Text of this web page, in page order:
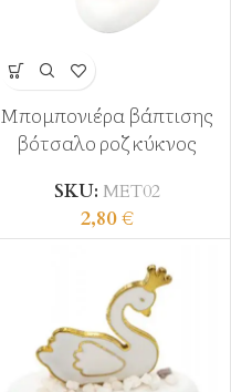
Μπομπονιέρα βάπτισης
βότσαλο ροζ κύκνος
SKU: MET02
2,80€